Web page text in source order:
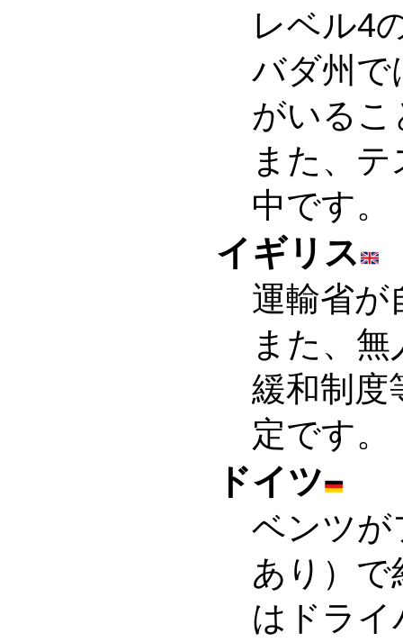
レベル4
バダ州で
がいるこ
また、
中です。
イギリス
運輸省が
また、
緩和制度
定です。
ドイツ
ベンツが
あり）で
はドライ